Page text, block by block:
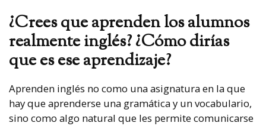
¿Crees que aprenden los alumnos
realmente inglés? ¿Cómo dirías
que es ese aprendizaje?
Aprenden inglés no como una asignatura en la que
hay que aprenderse una gramática y un vocabulario,
sino como algo natural que les permite comunicarse